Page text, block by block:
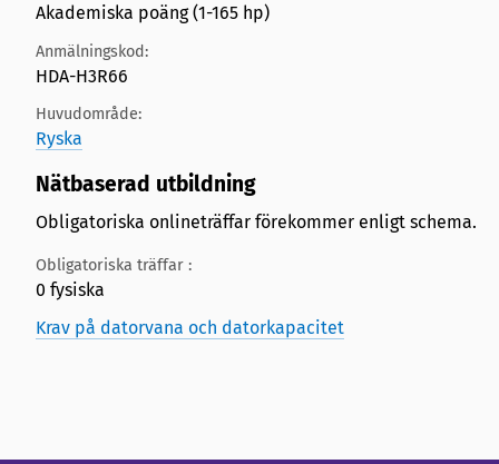
Akademiska poäng (1-165 hp)
Anmälningskod:
HDA-H3R66
Huvudområde:
Ryska
Nätbaserad utbildning
Obligatoriska onlineträffar förekommer enligt schema.
Obligatoriska träffar :
0 fysiska
Krav på datorvana och datorkapacitet